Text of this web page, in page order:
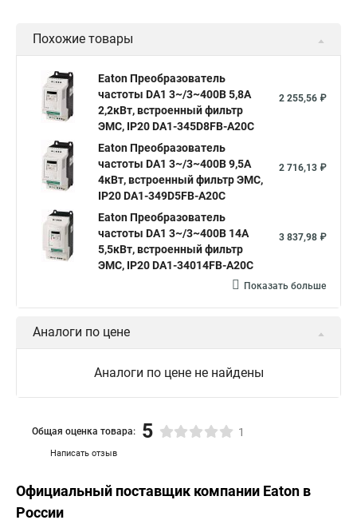
Похожие товары
Eaton Преобразователь
частоты DA1 3~/3~400В 5,8A
2,2кВт, встроенный фильтр
ЭМС, IP20 DA1-345D8FB-A20C
2 255,56 ₽
Eaton Преобразователь
частоты DA1 3~/3~400В 9,5A
4кВт, встроенный фильтр ЭМС,
IP20 DA1-349D5FB-A20C
2 716,13 ₽
Eaton Преобразователь
частоты DA1 3~/3~400В 14A
5,5кВт, встроенный фильтр
ЭМС, IP20 DA1-34014FB-A20C
3 837,98 ₽
Показать больше
Аналоги по цене
Аналоги по цене не найдены
Написать отзыв
Общая оценка товара: 5 1
Официальный поставщик компании Eaton в
России